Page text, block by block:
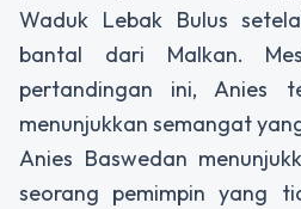
Waduk Lebak Bulus
bantal dari Malkan.
pertandingan ini, Anies
menunjukkan semangat
Anies Baswedan
seorang pemimpin yang